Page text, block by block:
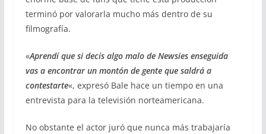
terminó por valorarla mucho más dentro de su
filmografía.
«Aprendí que si decís algo malo de Newsies enseguida
vas a encontrar un montón de gente que saldrá a
contestarte«, expresó Bale hace un tiempo en una
entrevista para la televisión norteamericana.
No obstante el actor juró que nunca más trabajaría